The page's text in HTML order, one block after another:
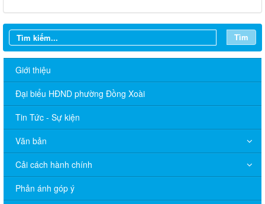
Tìm
Giới thiệu
Đại biểu HĐND phường Đồng Xoài
Tin Tức - Sự kiện
Văn bản
Cải cách hành chính
Phản ánh góp ý